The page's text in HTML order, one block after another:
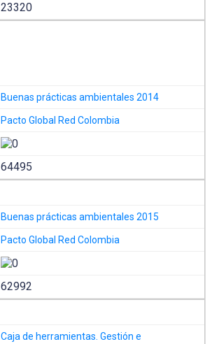
23320
Buenas prácticas ambientales 2014
Pacto Global Red Colombia
64495
Buenas prácticas ambientales 2015
Pacto Global Red Colombia
62992
Caja de herramientas. Gestión e